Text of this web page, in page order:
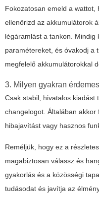
Fokozatosan emeld a wattot,
ellenőrizd az akkumulátorok
légáramlást a tankon. Mindig
paramétereket, és óvakodj a
megfelelő akkumulátorokkal
3. Milyen gyakran
Csak stabil, hivatalos kiadást
changelogot. Általában
hibajavítást vagy hasznos
Reméljük, hogy ez a
magabiztosan válassz és
gyakorlás és a közösségi
tudásodat és javítja az